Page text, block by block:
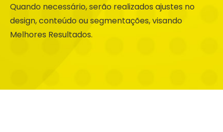
Quando necessário, serão realizados ajustes no
design, conteúdo ou segmentações, visando
Melhores Resultados.